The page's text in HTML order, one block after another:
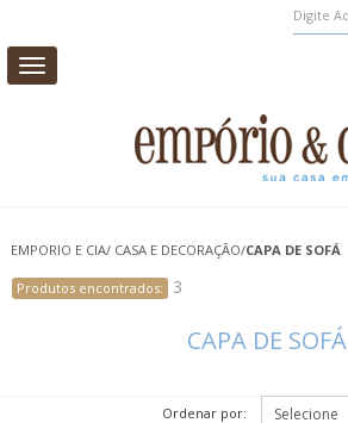
Toggle
navigation
CASA E DECORAÇÃO
AROMAS DE AMBIENTE
EMPORIO E CIA/ CASA E DECORAÇÃO/CAPA DE SOFÁ
CAPA DE SOFÁ
Produtos encontrados: 3
Ordenar por: